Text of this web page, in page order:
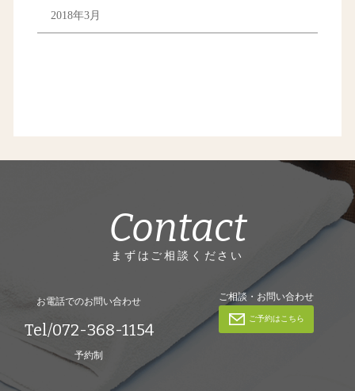
2018年3月
Contact
まずはご相談ください
お電話でのお問い合わせ
Tel/072-368-1154
予約制
ご相談・お問い合わせ
ご予約はこちら